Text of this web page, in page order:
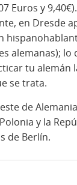
Euros y
en Dresde
alemanas); lo
tu alemán
se trata.
de
y la
de Berlín.